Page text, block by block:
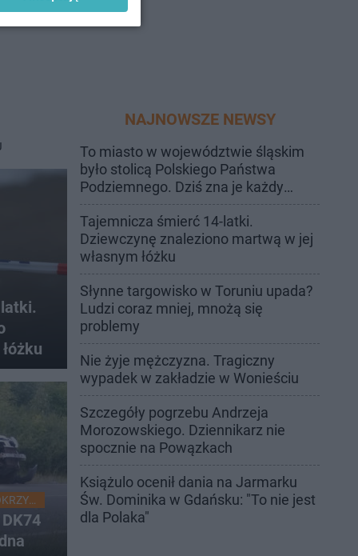
NAJNOWSZE NEWSY
To miasto w województwie śląskim
było stolicą Polskiego Państwa
Podziemnego. Dziś zna je każdy
pielgrzym
Tajemnicza śmierć 14-latki.
Dziewczynę znaleziono martwą w jej
własnym łóżku
Słynne targowisko w Toruniu upada?
Ludzi coraz mniej, mnożą się
problemy
Nie żyje mężczyzna. Tragiczny
wypadek w zakładzie w Wonieściu
Szczegóły pogrzebu Andrzeja
Morozowskiego. Dziennikarz nie
spocznie na Powązkach
Książulo ocenił dania na Jarmarku
Św. Dominika w Gdańsku: "To nie jest
dla Polaka"